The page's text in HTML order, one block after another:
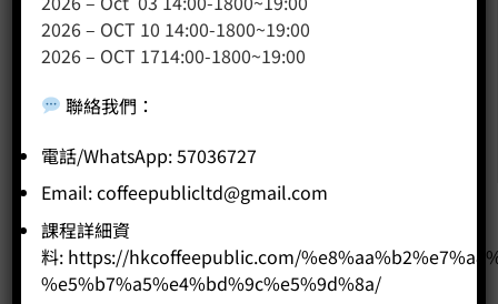
公司
2026 – OCT 10 14:00-1800~19:00
2026 – OCT 1714:00-1800~19:00
聯絡我們 ：
電話/WhatsApp: 57036727
Email:coffeepublicltd@gmail.com
課程詳細資
料: https://hkcoffeepublic.com/
%e5%b7%a5%e4%bd%9c%e5%9d%8a/